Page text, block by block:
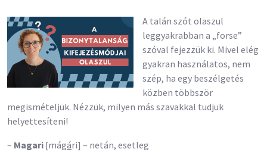
A talán szót olaszul
leggyakrabban a „forse”
szóval fejezzük ki. Mivel elég
gyakran használatos, nem
szép, ha egy beszélgetés
közben többször
megismételjük. Nézzük, milyen más szavakkal tudjuk
helyettesíteni!
– Magari [mágári] – netán, esetleg